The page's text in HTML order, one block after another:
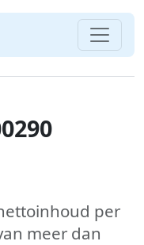
per
meer dan